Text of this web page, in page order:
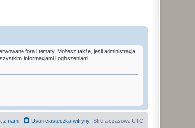
fora i tematy. Możesz także, jeśli administracja
informacjami i ogłoszeniami.
Strefa czasowa UTC
Usuń ciasteczka witryny
z nami